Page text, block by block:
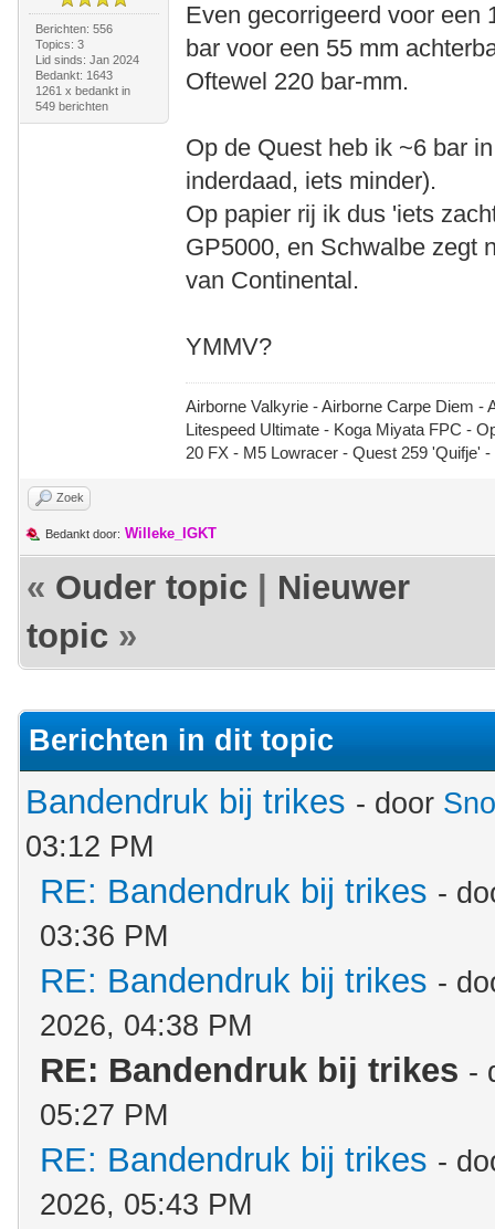
Berichten: 556
Topics: 3
Lid sinds: Jan 2024
Bedankt: 1643
1261 x bedankt in
549 berichten
Even gecorrigeerd voor een
bar voor een 55 mm
Oftewel 220 bar-mm.
Op de Quest heb ik ~6 bar
inderdaad, iets minder).
Op papier rij ik dus 'iets
GP5000, en Schwalbe zegt
van Continental.
YMMV?
Airborne Valkyrie - Airborne Carpe Diem -
Litespeed Ultimate - Koga Miyata FPC -
20 FX - M5 Lowracer - Quest 259 'Quifje'
Zoek
Bedankt door: Willeke_IGKT
« Ouder topic
Nieuwer
topic »
Berichten in dit topic
Bandendruk bij trikes - door
03:12 PM
RE: Bandendruk bij trikes -
03:36 PM
RE: Bandendruk bij trikes -
2026, 04:38 PM
RE: Bandendruk bij trikes -
05:27 PM
RE: Bandendruk bij trikes -
2026, 05:43 PM